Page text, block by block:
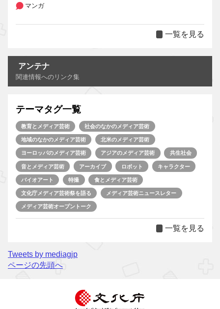
マンガ
一覧を見る
アンテナ
関連情報へのリンク集
テーマタグ一覧
教育とメディア芸術 社会のなかのメディア芸術
地域のなかのメディア芸術 北米のメディア芸術
ヨーロッパのメディア芸術 アジアのメディア芸術 共生社会
音とメディア芸術 アーカイブ ロボット キャラクター
バイオアート 特撮 食とメディア芸術
文化庁メディア芸術祭を語る メディア芸術ニュースレター
メディア芸術オープントーク
一覧を見る
Tweets by mediagjp
ページの先頭へ